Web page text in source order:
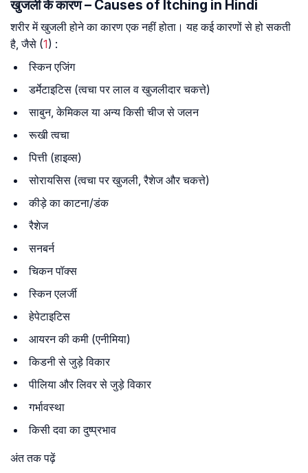
खुजली के कारण – Causes of Itching in Hindi
शरीर में खुजली होने का कारण एक नहीं होता। यह कई कारणों से हो सकती
है, जैसे (1) :
स्किन एजिंग
डर्मेटाइटिस (त्वचा पर लाल व खुजलीदार चकत्ते)
साबुन, केमिकल या अन्य किसी चीज से जलन
रूखी त्वचा
पित्ती (हाइव्स)
सोरायसिस (त्वचा पर खुजली, रैशेज और चकत्ते)
कीड़े का काटना/डंक
रैशेज
सनबर्न
चिकन पॉक्स
स्किन एलर्जी
हेपेटाइटिस
आयरन की कमी (एनीमिया)
किडनी से जुड़े विकार
पीलिया और लिवर से जुड़े विकार
गर्भावस्था
किसी दवा का दुष्प्रभाव
अंत तक पढ़ें